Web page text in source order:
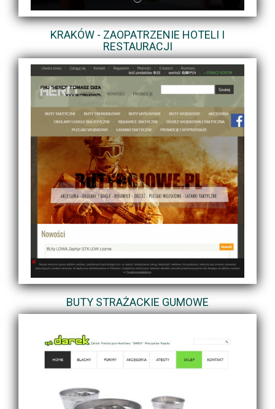
KRAKÓW - ZAOPATRZENIE HOTELI I
RESTAURACJI
BUTY STRAŻACKIE GUMOWE